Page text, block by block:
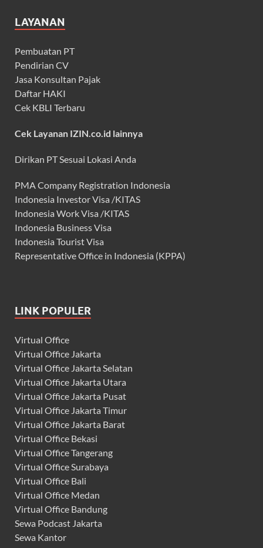
LAYANAN
Pembuatan PT
Pendirian CV
Jasa Konsultan Pajak
Daftar HAKI
Cek KBLI Terbaru
Cek Layanan IZIN.co.id lainnya
Dirikan PT Sesuai Lokasi Anda
PMA Company Registration Indonesia
Indonesia Investor Visa /KITAS
Indonesia Work Visa /KITAS
Indonesia Business Visa
Indonesia Tourist Visa
Representative Office in Indonesia (KPPA)
LINK POPULER
Virtual Office
Virtual Office Jakarta
Virtual Office Jakarta Selatan
Virtual Office Jakarta Utara
Virtual Office Jakarta Pusat
Virtual Office Jakarta Timur
Virtual Office Jakarta Barat
Virtual Office Bekasi
Virtual Office Tangerang
Virtual Office Surabaya
Virtual Office Bali
Virtual Office Medan
Virtual Office Bandung
Sewa Podcast Jakarta
Sewa Kantor